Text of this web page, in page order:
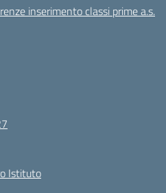
inserimento classi prime a.s.
Istituto